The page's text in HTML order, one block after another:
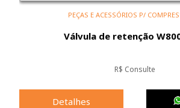
PEÇAS E ACESSÓRIOS P/
Válvula de retenção
R$ Consulte
Detalhes